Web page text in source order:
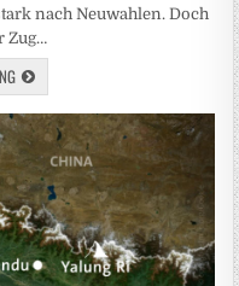
nach Neuwahlen. Doch
Zug…